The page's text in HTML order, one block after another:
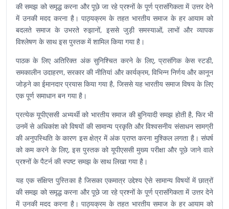
की समझ को समृद्ध करना और पूछे जा रहे प्रश्नों के पूर्ण प्रासंगिकता में उत्तर देने
में उनकी मदद करना है। पाठ्यक्रम के तहत भारतीय समाज के हर आयाम को
बदलते समाज के उभरते रुझानों, इससे जुड़ी समस्याओं, लाभों और व्यापक
विश्लेषण के साथ इस पुस्तक में शामिल किया गया है।
पाठक के लिए अतिरिक्त अंक सुनिश्चित करने के लिए, प्रासंगिक केस स्टडी,
समकालीन उदाहरण, सरकार की नीतियां और कार्यक्रम, विभिन्न निर्णय और कानून
जोड़ने का ईमानदार प्रयास किया गया है, जिससे यह भारतीय समाज विषय के लिए
एक पूर्ण समाधान बन गया है।
प्रत्येक यूपीएससी अभ्यर्थी को भारतीय समाज की बुनियादी समझ होती है, फिर भी
उनमें से अधिकांश को विषयों की सामान्य प्रकृति और विश्वसनीय संसाधन सामग्री
की अनुपस्थिति के कारण इस क्षेत्र में अंक प्राप्त करना मुश्किल लगता है। संघर्ष
को कम करने के लिए, इस पुस्तक को यूपीएससी मुख्य परीक्षा और पूछे जाने वाले
प्रश्नों के पैटर्न की स्पष्ट समझ के साथ लिखा गया है।
यह एक संक्षिप्त पुस्तिका है जिसका एकमात्र उद्देश्य ऐसे सामान्य विषयों में छात्रों
की समझ को समृद्ध करना और पूछे जा रहे प्रश्नों के पूर्ण प्रासंगिकता में उत्तर देने
में उनकी मदद करना है। पाठ्यक्रम के तहत भारतीय समाज के हर आयाम को